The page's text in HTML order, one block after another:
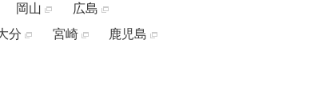
岡山
広島
分 宮崎
鹿児島